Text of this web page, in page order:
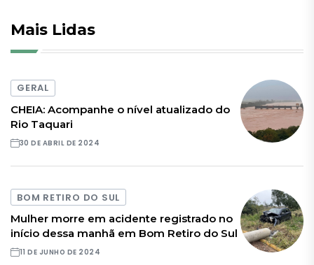
Mais Lidas
GERAL
CHEIA: Acompanhe o nível atualizado do
Rio Taquari
30 DE ABRIL DE 2024
BOM RETIRO DO SUL
Mulher morre em acidente registrado no
início dessa manhã em Bom Retiro do Sul
11 DE JUNHO DE 2024